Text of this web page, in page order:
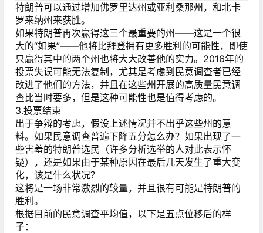
特朗普可以通过增加佛罗里达州或亚利桑那州，和北卡
罗来纳州来获胜。
如果特朗普再次赢得这三个最重要的州——这是一个很
大的“如果”——他将比拜登拥有更多胜利的可能性，即使
只赢得其中的两个州也将大大改善他的实力。2016年的
投票失误可能无法复制，尤其是考虑到民意调查者已经
改进了他们的方法，并且在这些州开展的高质量民意调
查比当时要多，但是这种可能性也是值得考虑的。
3.投票结束
出于争辩的考虑，假设上述情况并不出乎这些州的意
料。如果民意调查普遍下降五分怎么办？如果出现了一
些害羞的特朗普选民（许多分析选举的人对此表示怀
疑），还是如果由于某种原因在最后几天发生了重大变
化，该是什么状况？
这将是一场非常激烈的较量，并且很有可能是特朗普的
胜利。
根据目前的民意调查平均值，以下是五点位移后的样
子：